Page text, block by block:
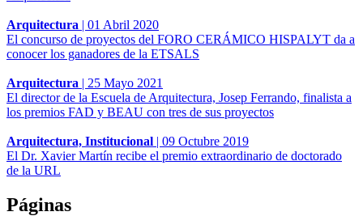
Arquitectura | 01 Abril 2020
El concurso de proyectos del FORO CERÁMICO HISPALYT da a
conocer los ganadores de la ETSALS
Arquitectura | 25 Mayo 2021
El director de la Escuela de Arquitectura, Josep Ferrando, finalista a
los premios FAD y BEAU con tres de sus proyectos
Arquitectura, Institucional | 09 Octubre 2019
El Dr. Xavier Martín recibe el premio extraordinario de doctorado
de la URL
Páginas